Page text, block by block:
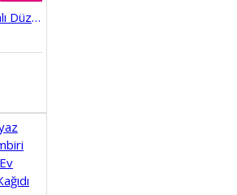
Kendinden Yapışkanlı Düz Tuğla Desenli 3D Gri 68cmx68cm Salon Ev Köpük Duvar Paneli Kağıdı NW197